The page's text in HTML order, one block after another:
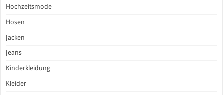
Hochzeitsmode
Hosen
Jacken
Jeans
Kinderkleidung
Kleider